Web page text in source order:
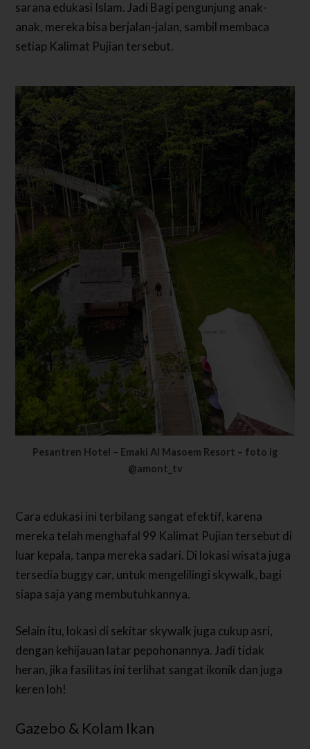
sarana edukasi Islam. Jadi Bagi pengunjung anak-
anak, mereka bisa berjalan-jalan, sambil membaca
setiap Kalimat Pujian tersebut.
Pesantren Hotel – Emaki Al Masoem Resort – foto ig
@amont_tv
Cara edukasi ini terbilang sangat efektif, karena
mereka telah menghafal 99 Kalimat Pujian tersebut di
luar kepala, tanpa mereka sadari. Di lokasi wisata juga
tersedia buggy car, untuk mengelilingi skywalk, bagi
siapa saja yang membutuhkannya.
Selain itu, lokasi di sekitar skywalk juga cukup asri,
dengan kehijauan latar pepohonannya. Jadi tidak
heran, jika fasilitas ini terlihat sangat ikonik dan juga
keren loh!
Gazebo & Kolam Ikan